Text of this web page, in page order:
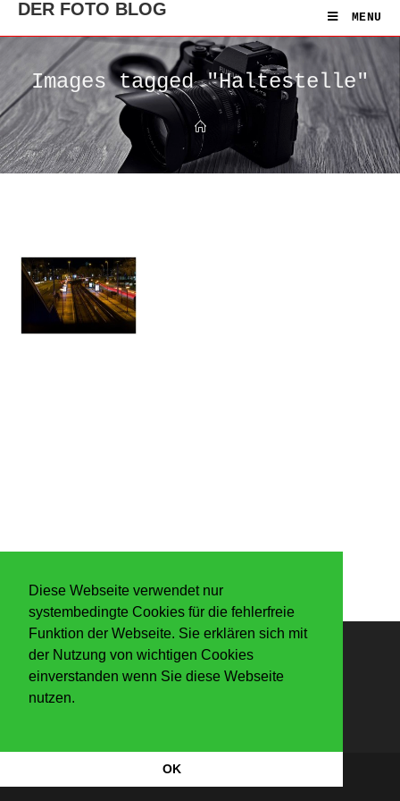
Diese Webseite verwendet nur
systembedingte Cookies für die fehlerfreie
Funktion der Webseite. Sie erklären sich mit
der Nutzung von wichtigen Cookies
einverstanden wenn Sie diese Webseite
nutzen.
OK
DER FOTO BLOG MENU
Images tagged "Haltestelle"
Anmelden
Datenschutzerkärung